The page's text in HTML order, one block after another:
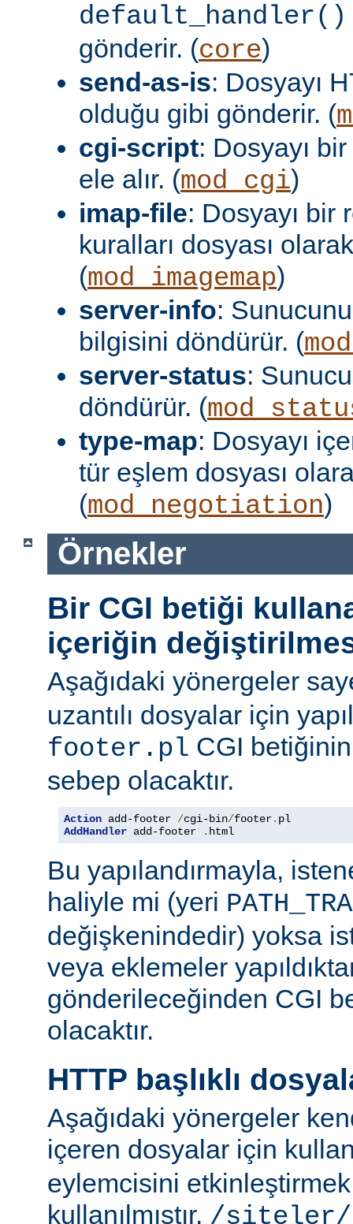
default_handler()
gönderir. (core)
send-as-is: Dosyayı
olduğu gibi gönderir. (
cgi-script: Dosyayı
ele alır. (mod_cgi)
imap-file: Dosyayı bir
kuralları dosyası
(mod_imagemap)
server-info:
bilgisini döndürür. (
server-status:
döndürür. (
type-map: Dosyayı
tür eşlem dosyası
(mod_negotiation)
Örnekler
Bir CGI betiği
içeriğin
Aşağıdaki yönergeler
uzantılı dosyalar için
footer.pl CGI
sebep olacaktır.
Action add-footer /cgi-bin/footer.
AddHandler add-footer . html
Bu yapılandırmayla,
haliyle mi (yeri
değişkenindedir) yoksa
veya eklemeler
gönderileceğinden CGI
olacaktır.
HTTP başlıklı
Aşağıdaki yönergeler
içeren dosyalar için
eylemcisini
kullanılmıştır. /siteler/